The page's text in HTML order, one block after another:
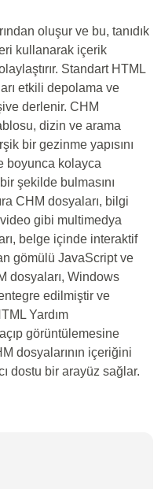
oluşur ve bu, tanıdık
kullanarak içerik
Standart HTML
etkili depolama ve
derlenir. CHM
dizin ve arama
bir gezinme yapısını
boyunca kolayca
şekilde bulmasını
CHM dosyaları, bilgi
gibi multimedya
belge içinde interaktif
gömülü JavaScript ve
dosyaları, Windows
edilmiştir ve
Yardım
görüntülemesine
dosyalarının içeriğini
dostu bir arayüz sağlar.